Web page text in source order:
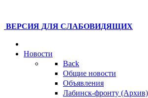
ВЕРСИЯ ДЛЯ СЛАБОВИДЯЩИХ
Новости
Back
Общие новости
Объявления
Лабинск-фронту (Архив)